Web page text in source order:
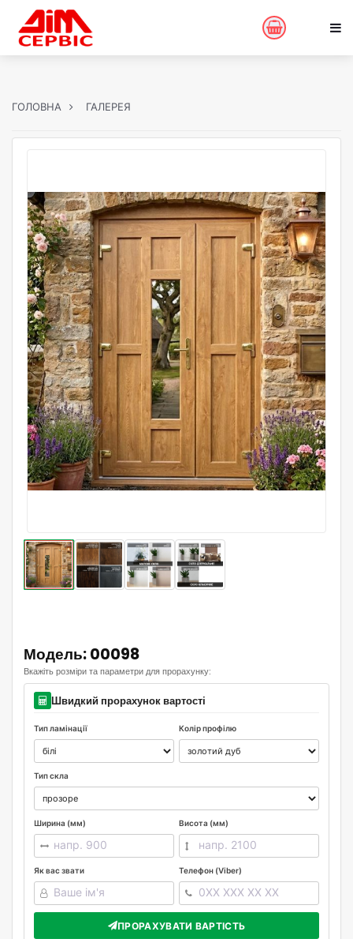
ГОЛОВНА ГАЛЕРЕЯ
Модель: 00098
Вкажіть розміри та параметри для прорахунку:
Швидкий прорахунок вартості
Тип ламінації Колір профілю
Тип скла
Ширина (мм) Висота (мм)
Як вас звати Телефон (Viber)
ПРОРАХУВАТИ ВАРТІСТЬ